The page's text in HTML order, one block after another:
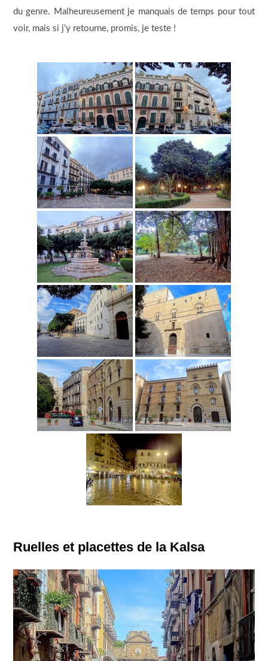
du genre. Malheureusement je manquais de temps pour tout
voir, mais si j’y retourne, promis, je teste !
Ruelles et placettes de la Kalsa